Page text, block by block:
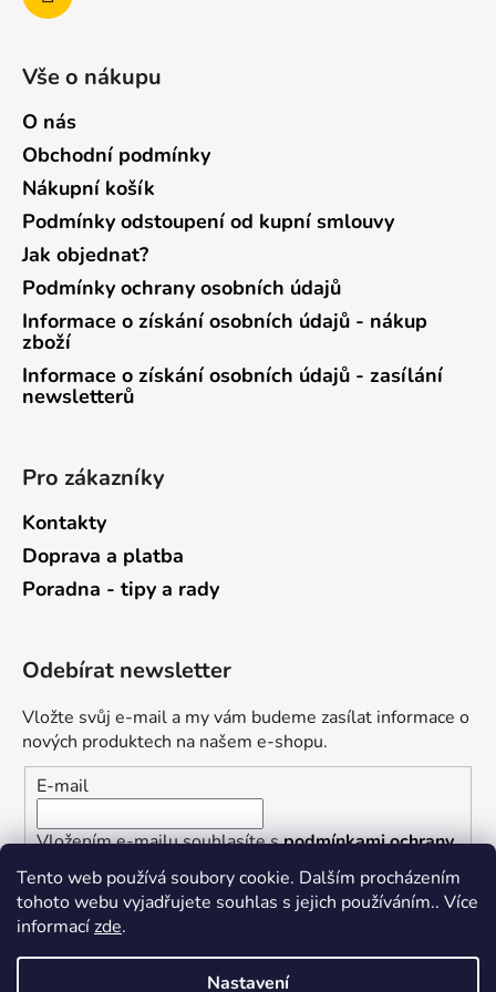
Tento web používá soubory cookie. Dalším procházením
tohoto webu vyjadřujete souhlas s jejich používáním.. Více
informacízde.
Nastavení
Vše o nákupu
O nás
Obchodní podmínky
Nákupní košík
Podmínky odstoupení od kupní smlouvy
Jak objednat?
Podmínky ochrany osobních údajů
Informace o získání osobních údajů - nákup
zboží
Informace o získání osobních údajů - zasílání
newsletterů
Pro zákazníky
Kontakty
Doprava a platba
Poradna - tipy a rady
Odebírat newsletter
Vložte svůj e-mail a my vám budeme zasílat informace o
nových produktech na našem e-shopu.
E-mail
Vložením e-mailu souhlasíte spodmínkami ochrany
osobních údajů
PŘIHLÁSIT SE